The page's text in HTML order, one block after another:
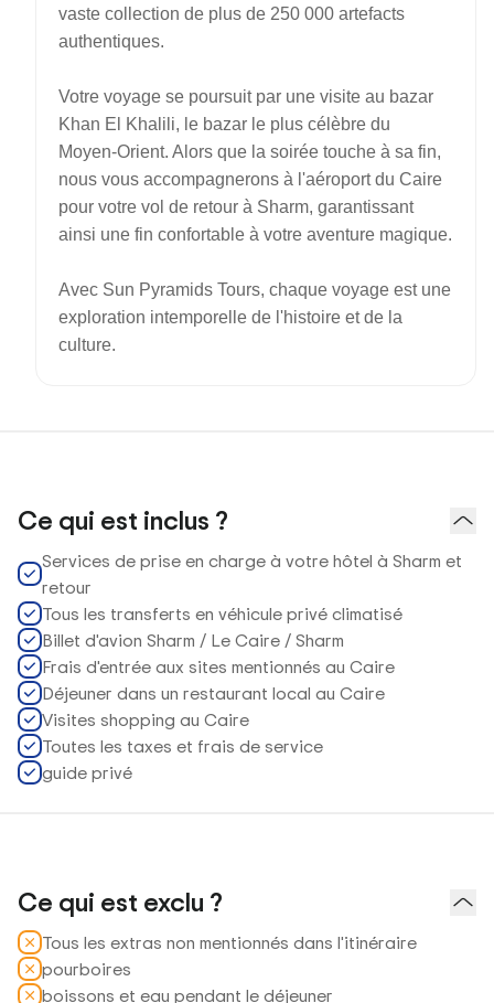
vaste collection de plus de 250 000 artefacts
authentiques.
Votre voyage se poursuit par une visite au bazar
Khan El Khalili, le bazar le plus célèbre du
Moyen-Orient. Alors que la soirée touche à sa fin,
nous vous accompagnerons à l'aéroport du Caire
pour votre vol de retour à Sharm, garantissant
ainsi une fin confortable à votre aventure magique.
Avec Sun Pyramids Tours, chaque voyage est une
exploration intemporelle de l'histoire et de la
culture.
Ce qui est inclus ?
Services de prise en charge à votre hôtel à Sharm et
retour
Tous les transferts en véhicule privé climatisé
Billet d'avion Sharm / Le Caire / Sharm
Frais d'entrée aux sites mentionnés au Caire
Déjeuner dans un restaurant local au Caire
Visites shopping au Caire
Toutes les taxes et frais de service
guide privé
Ce qui est exclu ?
Tous les extras non mentionnés dans l'itinéraire
pourboires
boissons et eau pendant le déjeuner